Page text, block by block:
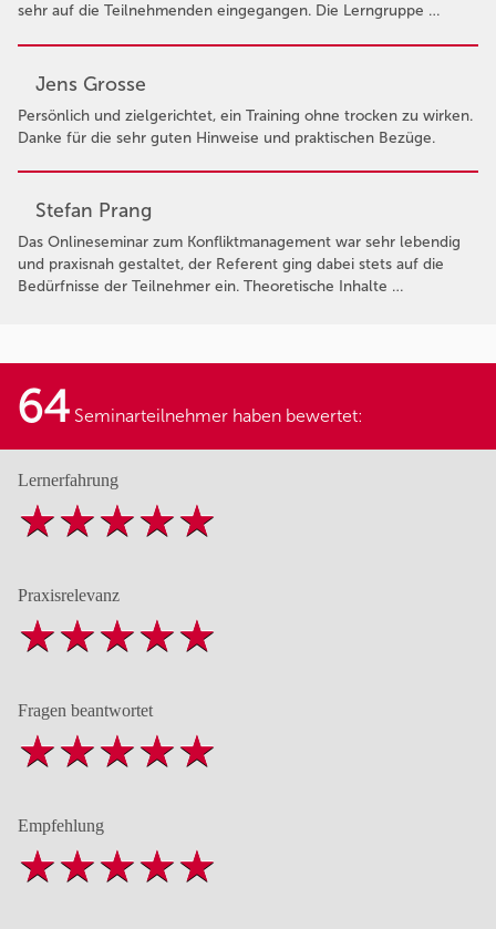
sehr auf die Teilnehmenden eingegangen. Die Lerngruppe …
Jens Grosse
Persönlich und zielgerichtet, ein Training ohne trocken zu wirken.
Danke für die sehr guten Hinweise und praktischen Bezüge.
Stefan Prang
Das Onlineseminar zum Konfliktmanagement war sehr lebendig
und praxisnah gestaltet, der Referent ging dabei stets auf die
Bedürfnisse der Teilnehmer ein. Theoretische Inhalte …
64 Seminarteilnehmer haben bewertet:
Lernerfahrung
Praxisrelevanz
Fragen beantwortet
Empfehlung